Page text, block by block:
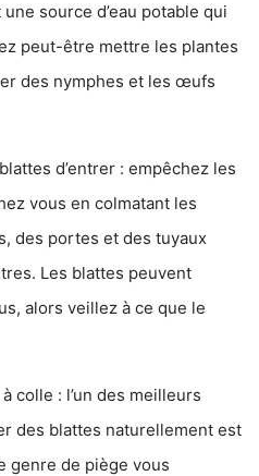
source d’eau potable qui
peut-être mettre les plantes
des nymphes et les œufs
d’entrer : empêchez les
vous en colmatant les
des portes et des tuyaux
Les blattes peuvent
alors veillez à ce que le
colle : l’un des meilleurs
des blattes naturellement est
genre de piège vous